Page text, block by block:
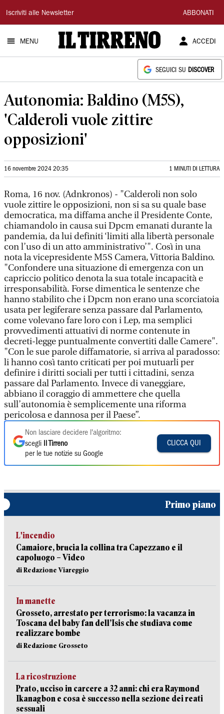
Il
Tirreno
Iscriviti alle Newsletter ABBONATI
MENU ACCEDI
SEGUICI SU DISCOVER
Autonomia: Baldino (M5S),
'Calderoli vuole zittire
opposizioni'
16 novembre 2024 20:35 1 MINUTI DI LETTURA
Roma, 16 nov. (Adnkronos) - "Calderoli non solo
vuole zittire le opposizioni, non si sa su quale base
democratica, ma diffama anche il Presidente Conte,
chiamandolo in causa sui Dpcm emanati durante la
pandemia, da lui definiti ‘limiti alla libertà personale
con l’uso di un atto amministrativo’". Così in una
nota la vicepresidente M5S Camera, Vittoria Baldino.
"Confondere una situazione di emergenza con un
capriccio politico denota la sua totale incapacità e
irresponsabilità. Forse dimentica le sentenze che
hanno stabilito che i Dpcm non erano una scorciatoia
usata per legiferare senza passare dal Parlamento,
come volevano fare loro con i Lep, ma semplici
provvedimenti attuativi di norme contenute in
decreti-legge puntualmente convertiti dalle Camere".
"Con le sue parole diffamatorie, si arriva al paradosso:
li hanno così tanto criticati per poi mutuarli per
definire i diritti sociali per tutti i cittadini, senza
passare dal Parlamento. Invece di vaneggiare,
abbiano il coraggio di ammettere che quella
sull’autonomia è semplicemente una riforma
pericolosa e dannosa per il Paese”.
Non lasciare decidere l'algoritmo:
scegli
Il Tirreno
per le tue notizie su Google
CLICCA QUI
Primo piano
L'incendio
Camaiore, brucia la collina tra Capezzano e il
capoluogo – Video
di Redazione Viareggio
In manette
Grosseto, arrestato per terrorismo: la vacanza in
Toscana del baby fan dell’Isis che studiava come
realizzare bombe
di Redazione Grosseto
La ricostruzione
Prato, ucciso in carcere a 32 anni: chi era Raymond
Ikanagbon e cosa è successo nella sezione dei reati
sessuali